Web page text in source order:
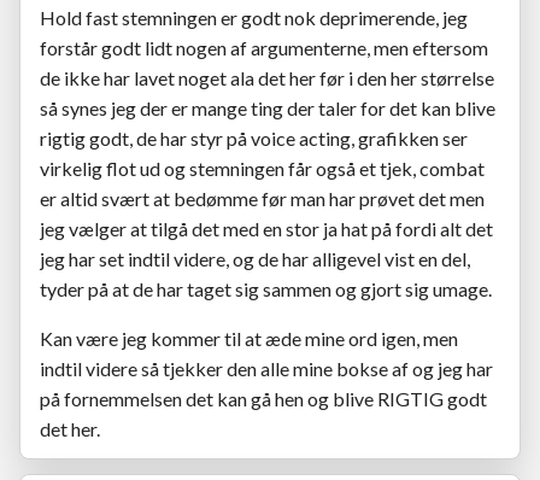
Hold fast stemningen er godt nok deprimerende, jeg
forstår godt lidt nogen af argumenterne, men eftersom
de ikke har lavet noget ala det her før i den her størrelse
så synes jeg der er mange ting der taler for det kan blive
rigtig godt, de har styr på voice acting, grafikken ser
virkelig flot ud og stemningen får også et tjek, combat
er altid svært at bedømme før man har prøvet det men
jeg vælger at tilgå det med en stor ja hat på fordi alt det
jeg har set indtil videre, og de har alligevel vist en del,
tyder på at de har taget sig sammen og gjort sig umage.
Kan være jeg kommer til at æde mine ord igen, men
indtil videre så tjekker den alle mine bokse af og jeg har
på fornemmelsen det kan gå hen og blive RIGTIG godt
det her.